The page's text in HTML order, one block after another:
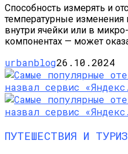
Способность измерять и
температурные
внутри ячейки или в
компонентах — может
urbanblog26.10.2024
ПУТЕШЕСТВИЯ И